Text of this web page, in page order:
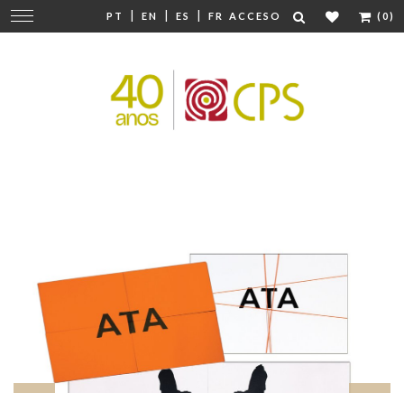
PT | EN | ES | FR ACCESO (0)
Cambiar
navegación